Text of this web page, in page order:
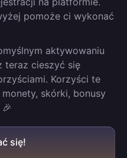
pomoże ci wykonać
aktywowaniu
teraz cieszyć się
Korzyści te
skórki, bonusy
się!